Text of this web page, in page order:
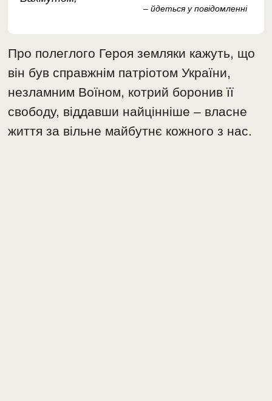
– йдеться у повідомленні
Про полеглого Героя земляки кажуть, що
він був справжнім патріотом України,
незламним Воїном, котрий боронив її
свободу, віддавши найцінніше – власне
життя за вільне майбутнє кожного з нас.